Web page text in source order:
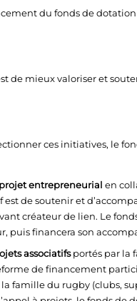
du fonds de
de mieux valoriser et
ces initiatives, le
entrepreneurial en
est de soutenir et
créateur de lien. Le
puis financera son
associatifsportés par la
de financement
famille du rugby (clubs,